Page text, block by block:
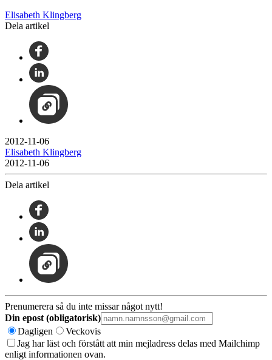
Elisabeth Klingberg
Dela artikel
2012-11-06
Elisabeth Klingberg
2012-11-06
Dela artikel
Prenumerera så du inte missar något nytt!
Din epost (obligatorisk)
Dagligen
Veckovis
Jag har läst och förstått att min mejladress delas med Mailchimp
enligt informationen ovan.